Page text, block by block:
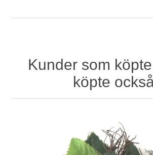
Kunder som
köpte